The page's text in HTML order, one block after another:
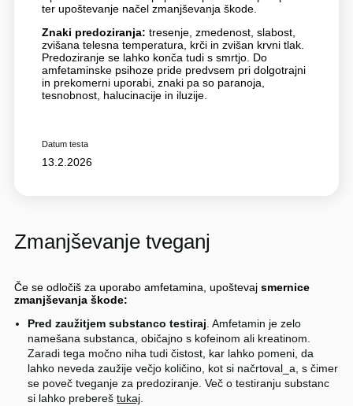
ter upoštevanje načel zmanjševanja škode.
Znaki predoziranja: tresenje, zmedenost, slabost,
zvišana telesna temperatura, krči in zvišan krvni tlak.
Predoziranje se lahko konča tudi s smrtjo. Do
amfetaminske psihoze pride predvsem pri dolgotrajni
in prekomerni uporabi, znaki pa so paranoja,
tesnobnost, halucinacije in iluzije.
Datum testa
13.2.2026
Zmanjševanje tveganj
Če se odločiš za uporabo amfetamina, upoštevaj smernice
zmanjševanja škode:
Pred zaužitjem substanco testiraj. Amfetamin je zelo
namešana substanca, običajno s kofeinom ali kreatinom.
Zaradi tega močno niha tudi čistost, kar lahko pomeni, da
lahko neveda zaužije večjo količino, kot si načrtoval_a, s čimer
se poveč tveganje za predoziranje. Več o testiranju substanc
si lahko prebereštukaj.